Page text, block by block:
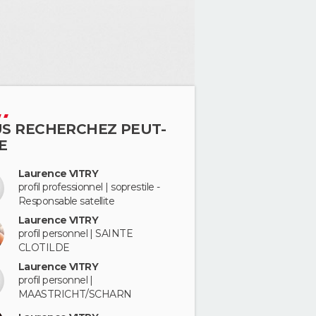
RECHERCHEZ PEUT-
Laurence VITRY
profil professionnel | soprestile -
Responsable satellite
Laurence VITRY
profil personnel | SAINTE
CLOTILDE
Laurence VITRY
profil personnel |
MAASTRICHT/SCHARN